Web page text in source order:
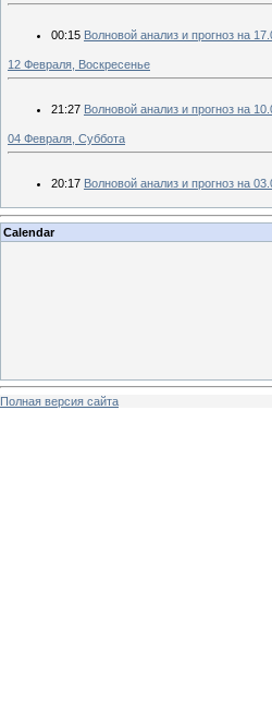
00:15 Волновой анализ и прогноз на
12 Февраля, Воскресенье
21:27 Волновой анализ и прогноз на
04 Февраля, Суббота
20:17 Волновой анализ и прогноз на
Calendar
Полная версия сайта